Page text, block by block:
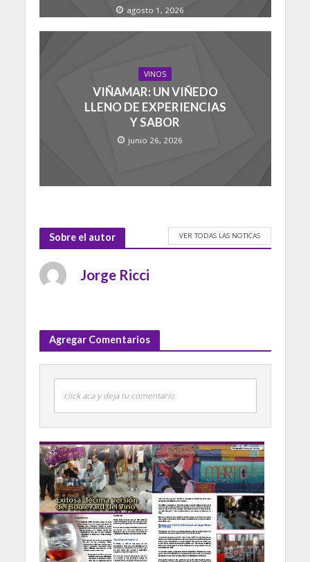
agosto 1, 2026
VINOS
VIÑAMAR: UN VIÑEDO
LLENO DE EXPERIENCIAS
Y SABOR
junio 26, 2026
Sobre el autor VER TODAS LAS NOTICAS
Jorge Ricci
Agregar Comentarios
click aca y deja tu comentario